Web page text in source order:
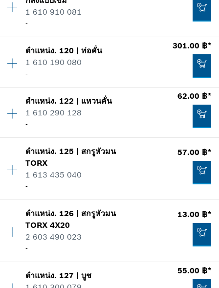
51.00 ฿*
ราคาทั้งหมดไม่รวมภาษีมูลค่าเพิ่ม
ราคากลุ่ม:28
ข้อมูลชิ้นส่วนอะไหล่
แสดงในรูป
156.00 ฿*
เพิ่มในตะกร้าสินค้า
1 610 910 081
-
ปริมาณ 1
ราคากลุ่ม: 26
รายการการใช้
แสดงในรูป
152.00 ฿*
เพิ่มในตะกร้าสินค้า
ตำแหน่ง. 120 |ท่อคั่น
1 610 190 080
-
301.00 ฿*
ปริมาณ 1
ราคากลุ่ม: 24
รายการการใช้
แสดงในรูป
301.00 ฿*
ตำแหน่ง. 122 | แหวนคั่น
1 610 290 128
-
62.00 ฿*
ราคากลุ่ม:20
ข้อมูลชิ้นส่วนอะไหล่
ตำแหน่ง. 125 | สกรูหัวมน
TORX
1 613 435 040
-
57.00 ฿*
ปริมาณ 16
ราคากลุ่ม:12
ข้อมูลชิ้นส่วนอะไหล่
แสดงในรูป
ตำแหน่ง. 126 | สกรูหัวมน
TORX 4X20
2 603 490 023
-
13.00 ฿*
ปริมาณ 1
ตำแหน่ง. 127 |บูช
55.00 ฿*